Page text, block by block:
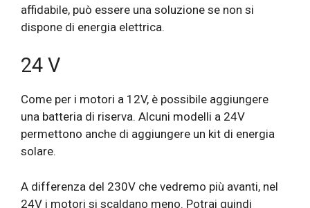
affidabile, può essere una soluzione se non si
dispone di energia elettrica.
24 V
Come per i motori a 12V, è possibile aggiungere
una batteria di riserva. Alcuni modelli a 24V
permettono anche di aggiungere un kit di energia
solare.
A differenza del 230V che vedremo più avanti, nel
24V i motori si scaldano meno. Potrai quindi